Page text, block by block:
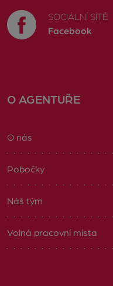
SOCIÁLNÍ SÍTĚ
Facebook
O AGENTUŘE
O nás
Pobočky
Náš tým
Volná pracovní místa